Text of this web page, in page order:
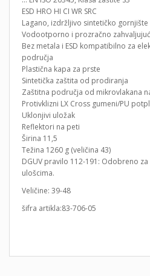
ESD HRO HI CI WR SRC
Lagano, izdržljivo sintetičko
Vodootporno i prozračno
Bez metala i ESD kompatibilno za
područja
Plastična kapa za prste
Sintetička zaštita od prodiranja
Zaštitna područja od mikrovlakana
Protivklizni LX Cross gumeni/PU
Uklonjivi uložak
Reflektori na peti
Širina 11,5
Težina 1260 g (veličina 43)
DGUV pravilo 112-191: Odobreno
ulošcima.
Veličine: 39-48
šifra artikla:83-706-05